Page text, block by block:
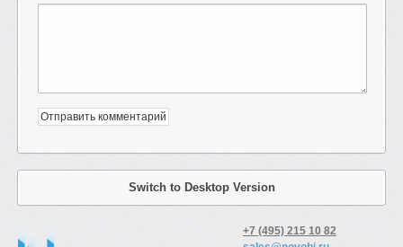
Switch to Desktop Version
+7 (495) 215 10 82